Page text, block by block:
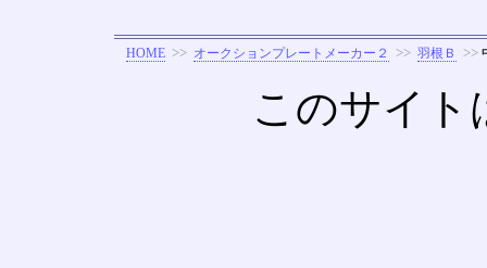
HOME >> オークションプレートメーカー２ >> 羽根Ｂ >>
このサイト